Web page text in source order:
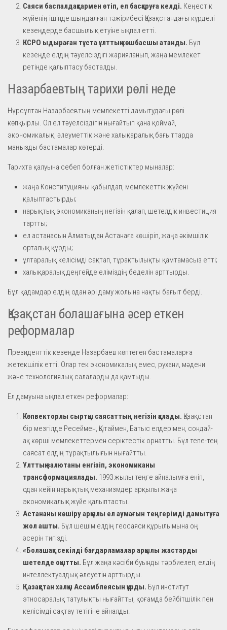
Саяси баспалдақтармен өтіп, ел басқаруға келді. Кеңестік
жүйенің ішінде шыңдалған тәжірибесі Қазақстандағы күрделі
кезеңдерде басшылық етуіне ықпал етті.
КСРО ыдыраған тұста ұлттық көшбасшы атанды. Бұл
кезеңде елдің тәуелсіздігі жарияланып, жаңа мемлекет
ретінде қалыптасу басталды.
Назарбаевтың тарихи рөлі неде
Нұрсұлтан Назарбаевтың мемлекетті дамытудағы рөлі
көпқырлы. Ол ел тәуелсіздігін нығайтып қана қоймай,
экономикалық, әлеуметтік және халықаралық бағыттарда
маңызды бастамалар көтерді.
Тарихта қалуына себеп болған жетістіктер мыналар:
жаңа Конституцияны қабылдап, мемлекеттік жүйені
қалыптастырды;
нарықтық экономиканың негізін қалап, шетелдік инвестиция
тартты;
ел астанасын Алматыдан Астанаға көшіріп, жаңа әкімшілік
орталық құрды;
ұлтаралық келісімді сақтап, тұрақтылықты қамтамасыз етті;
халықаралық деңгейде еліміздің беделін арттырды.
Бұл қадамдар елдің одан әрі даму жолына нақты бағыт берді.
Қазақстан болашағына әсер еткен
реформалар
Президенттік кезеңде Назарбаев көптеген бастамаларға
жетекшілік етті. Олар тек экономикалық емес, рухани, мәдени
және технологиялық салаларды да қамтыды.
Ел дамуына ықпал еткен реформалар:
Көпвекторлы сыртқы саясаттың негізін қалады. Қазақстан
бір мезгілде Ресеймен, Қытаймен, Батыс елдерімен, сондай-
ақ көрші мемлекеттермен серіктестік орнатты. Бұл тепе-тең
саясат елдің тұрақтылығын нығайтты.
Ұлттық валютаны енгізіп, экономиканы
трансформациялады. 1993 жылы теңге айналымға еніп,
одан кейін нарықтық механизмдер арқылы жаңа
экономикалық жүйе қалыптасты.
Астананы көшіру арқылы ел аумағын теңгерімді дамытуға
жол ашты. Бұл шешім елдің геосаяси құрылымына оң
әсерін тигізді.
«Болашақ» секілді бағдарламалар арқылы жастарды
шетелде оқытты. Бұл жаңа кәсіби буынды тәрбиелеп, елдің
интеллектуалдық әлеуетін арттырды.
Қазақстан халқы Ассамблеясын құрды. Бұл институт
этносаралық татулықты нығайтты, қоғамда бейбітшілік пен
келісімді сақтау тетігіне айналды.